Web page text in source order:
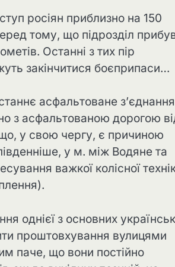
росіян приблизно на 150
тому, що підрозділ
Останні з тих пір
закінчитися боєприпаси…
асфальтоване
з асфальтованою дорогою
у свою чергу, є причиною
у м. між Водяне та
важкої колісної
однієї з основних
проштовхування вулицями
паче, що вони постійно